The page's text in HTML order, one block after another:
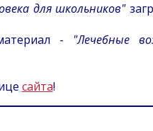
для школьников"
- "Лечебные
сайта!